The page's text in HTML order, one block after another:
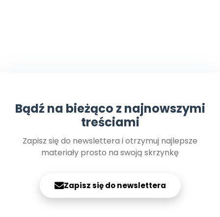
Bądź na bieżąco z najnowszymi
treściami
Zapisz się do newslettera i otrzymuj najlepsze
materiały prosto na swoją skrzynkę
Zapisz się do newslettera